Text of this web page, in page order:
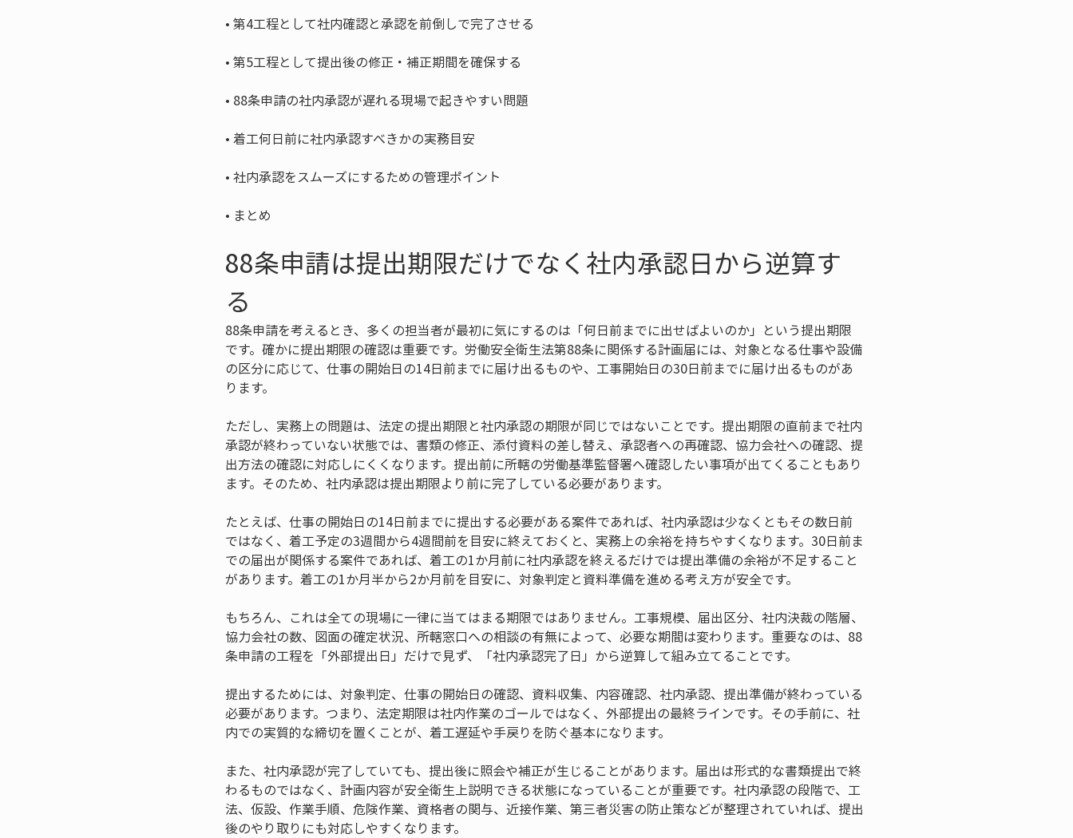
•
•
•
•
•
• まとめ
88条申請は提出期限だけでなく社内承認日から逆算す
る
88条申請を考えるとき、多くの担当者が最初に気にするのは「何日前までに出せばよいのか」という提出期限
です。確かに提出期限の確認は重要です。労働安全衛生法第88条に関係する計画届には、対象となる仕事や設備
の区分に応じて、仕事の開始日の14日前までに届け出るものや、工事開始日の30日前までに届け出るものがあ
ります。
ただし、実務上の問題は、法定の提出期限と社内承認の期限が同じではないことです。提出期限の直前まで社内
承認が終わっていない状態では、書類の修正、添付資料の差し替え、承認者への再確認、協力会社への確認、提
出方法の確認に対応しにくくなります。提出前に所轄の労働基準監督署へ確認したい事項が出てくることもあり
ます。そのため、社内承認は提出期限より前に完了している必要があります。
たとえば、仕事の開始日の14日前までに提出する必要がある案件であれば、社内承認は少なくともその数日前
ではなく、着工予定の3週間から4週間前を目安に終えておくと、実務上の余裕を持ちやすくなります。30日前ま
での届出が関係する案件であれば、着工の1か月前に社内承認を終えるだけでは提出準備の余裕が不足すること
があります。着工の1か月半から2か月前を目安に、対象判定と資料準備を進める考え方が安全です。
もちろん、これは全ての現場に一律に当てはまる期限ではありません。工事規模、届出区分、社内決裁の階層、
協力会社の数、図面の確定状況、所轄窓口への相談の有無によって、必要な期間は変わります。重要なのは、88
条申請の工程を「外部提出日」だけで見ず、「社内承認完了日」から逆算して組み立てることです。
提出するためには、対象判定、仕事の開始日の確認、資料収集、内容確認、社内承認、提出準備が終わっている
必要があります。つまり、法定期限は社内作業のゴールではなく、外部提出の最終ラインです。その手前に、社
内での実質的な締切を置くことが、着工遅延や手戻りを防ぐ基本になります。
また、社内承認が完了していても、提出後に照会や補正が生じることがあります。届出は形式的な書類提出で終
わるものではなく、計画内容が安全衛生上説明できる状態になっていることが重要です。社内承認の段階で、工
法、仮設、作業手順、危険作業、資格者の関与、近接作業、第三者災害の防止策などが整理されていれば、提出
後のやり取りにも対応しやすくなります。